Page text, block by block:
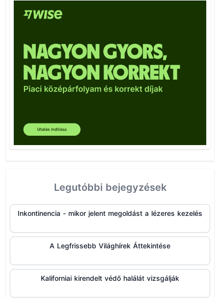
Legutóbbi bejegyzések
Inkontinencia - mikor jelent megoldást a lézeres kezelés
A Legfrissebb Világhírek Áttekintése
Kaliforniai kirendelt védő halálát vizsgálják